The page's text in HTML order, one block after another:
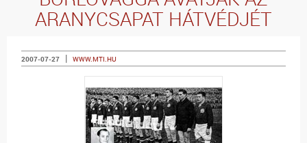
ARANYCSAPAT HÁTVÉDJÉT
2007-07-27 | WWW.MTI.HU